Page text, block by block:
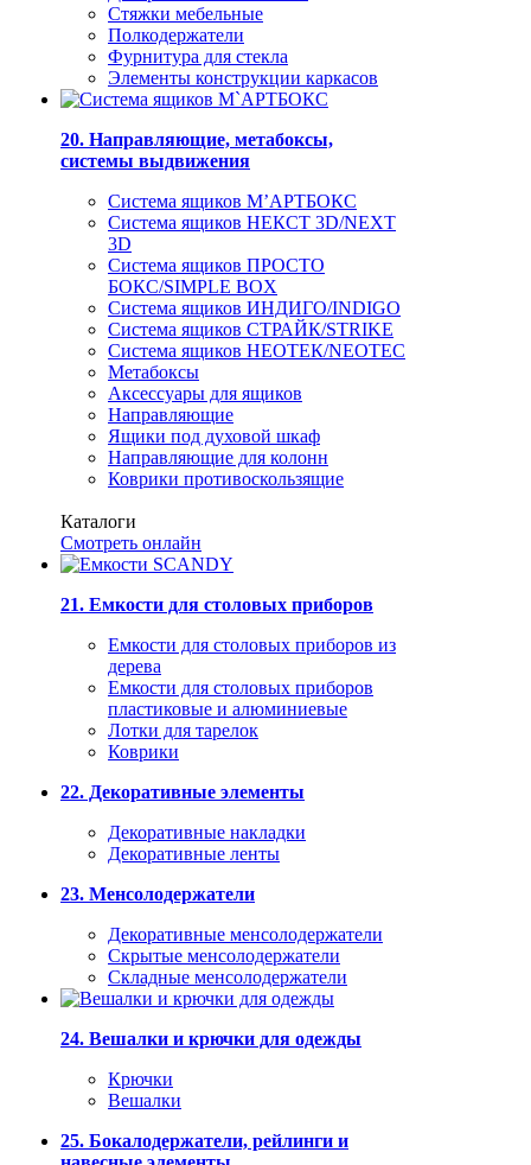
Стяжки мебельные
Полкодержатели
Фурнитура для стекла
Элементы конструкции каркасов
20. Направляющие, метабоксы,
системы выдвижения
Система ящиков М’АРТБОКС
Система ящиков НЕКСТ 3D/NEXT
3D
Система ящиков ПРОСТО
БОКС/SIMPLE BOX
Система ящиков ИНДИГО/INDIGO
Система ящиков СТРАЙК/STRIKE
Система ящиков НЕОТЕК/NEOTEC
Метабоксы
Аксессуары для ящиков
Направляющие
Ящики под духовой шкаф
Направляющие для колонн
Коврики противоскользящие
Каталоги
Смотреть онлайн
21. Емкости для столовых приборов
Емкости для столовых приборов из
дерева
Емкости для столовых приборов
пластиковые и алюминиевые
Лотки для тарелок
Коврики
22. Декоративные элементы
Декоративные накладки
Декоративные ленты
23. Менсолодержатели
Декоративные менсолодержатели
Скрытые менсолодержатели
Складные менсолодержатели
24. Вешалки и крючки для одежды
Крючки
Вешалки
25. Бокалодержатели, рейлинги и